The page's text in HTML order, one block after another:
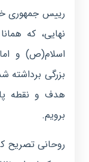
رییس جمهوری
نهایی، که
اسلام(ص) و
بزرگی برداشته
هدف و نقطه
برویم.
روحانی تصریح